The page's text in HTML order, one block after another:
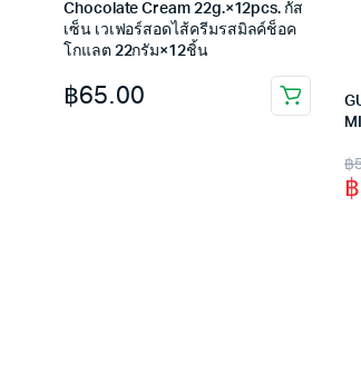
Chocolate Cream 22g.×12pcs. กัส
เซ็น เวเฟอร์สอดไส้ครีมรสมิลค์ช็อค
โกแลต 22กรัม×12ชิ้น
฿65.00
฿
฿